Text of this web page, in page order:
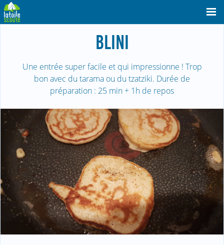
BLINI
Une entrée super facile et qui impressionne ! Trop
bon avec du tarama ou du tzatziki. Durée de
préparation : 25 min + 1h de repos